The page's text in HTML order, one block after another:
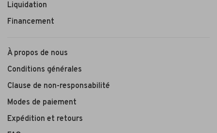
Liquidation
Financement
À propos de nous
Conditions générales
Clause de non-responsabilité
Modes de paiement
Expédition et retours